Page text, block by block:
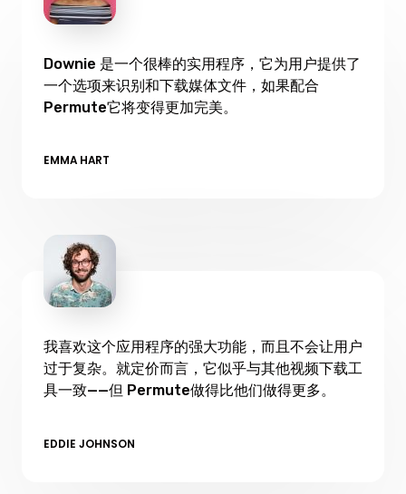
Downie 是一个很棒的实用程序，它为用户提供了
一个选项来识别和下载媒体文件，如果配合
Permute它将变得更加完美。
EMMA HART
我喜欢这个应用程序的强大功能，而且不会让用户
过于复杂。就定价而言，它似乎与其他视频下载工
具一致——但 Permute做得比他们做得更多。
EDDIE JOHNSON